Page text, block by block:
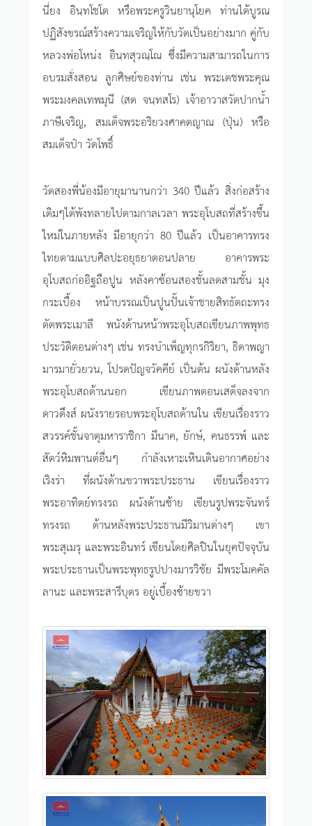
นี่ยง อินฺทโชโต หรือพระครูวินยานุโยค ท่านได้บูรณ
ปฏิสังขรณ์สร้างความเจริญให้กับวัดเป็นอย่างมาก คู่กับ
หลวงพ่อโหน่ง อินฺทสุวณฺโณ ซึ่งมีความสามารถในการ
อบรมสั่งสอน ลูกศิษย์ของท่าน เช่น พระเดชพระคุณ
พระมงคลเทพมุนี (สด จนฺทสโร) เจ้าอาวาสวัดปากน้ำ
ภาษีเจริญ, สมเด็จพระอริยวงศาคตญาณ (ปุ่น) หรือ
สมเด็จป๋า วัดโพธิ์
วัดสองพี่น้องมีอายุมานานกว่า 340 ปีแล้ว สิ่งก่อสร้าง
เดิมๆได้พังทลายไปตามกาลเวลา พระอุโบสถที่สร้างขึ้น
ใหม่ในภายหลัง มีอายุกว่า 80 ปีแล้ว เป็นอาคารทรง
ไทยตามแบบศิลปะอยุธยาตอนปลาย อาคารพระ
อุโบสถก่ออิฐถือปูน หลังคาซ้อนสองชั้นลดสามชั้น มุง
กระเบื้อง หน้าบรรณเป็นปูนปั้นเจ้าชายสิทธัตถะทรง
ตัดพระเมาลี พนังด้านหน้าพระอุโบสถเขียนภาพพุทธ
ประวัติตอนต่างๆ เช่น ทรงบำเพ็ญทุกรกิริยา, ธิดาพญา
มารมายั่วยวน, โปรดปัญจวัคคีย์ เป็นต้น ผนังด้านหลัง
พระอุโบสถด้านนอก เขียนภาพตอนเสด็จลงจาก
ดาวดึงส์ ผนังรายรอบพระอุโบสถด้านใน เขียนเรื่องราว
สวรรค์ชั้นจาตุมหาราชิกา มีนาค, ยักษ์, คนธรรพ์ และ
สัตว์หิมพานต์อื่นๆ กำลังเหาะเหินเดินอากาศอย่าง
เริงร่า ที่ผนังด้านขวาพระประธาน เขียนเรื่องราว
พระอาทิตย์ทรงรถ ผนังด้านซ้าย เขียนรูปพระจันทร์
ทรงรถ ด้านหลังพระประธานมีวิมานต่างๆ เขา
พระสุเมรุ และพระอินทร์ เขียนโดยศิลปินในยุคปัจจุบัน
พระประธานเป็นพระพุทธรูปปางมารวิชัย มีพระโมคคัล
ลานะ และพระสารีบุตร อยู่เบื้องซ้ายขวา